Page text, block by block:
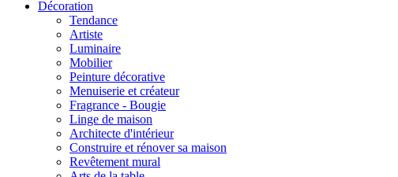
Décoration
Tendance
Artiste
Luminaire
Mobilier
Peinture décorative
Menuiserie et créateur
Fragrance - Bougie
Linge de maison
Architecte d'intérieur
Construire et rénover sa maison
Revêtement mural